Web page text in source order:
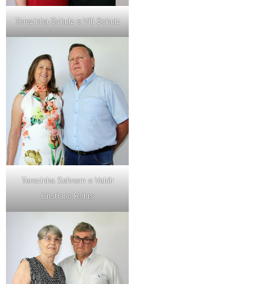
Terezinha Schulz e Vili Schulz
Terezinha Sehnem e Valdir
Cristiano Rohrs